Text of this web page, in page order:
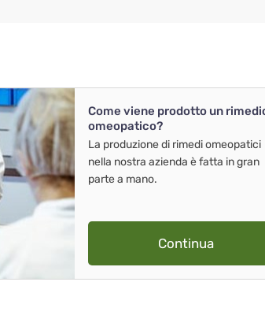
Come viene prodotto un
omeopatico?
La produzione di rimedi omeopatici
nella nostra azienda è fatta in gran
parte a mano.
Continua